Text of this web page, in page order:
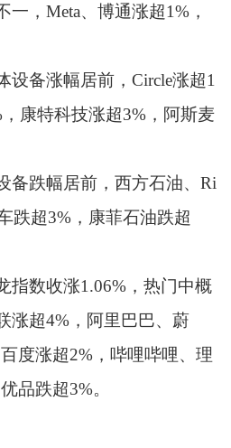
，Meta、博通涨超1%，
备涨幅居前，Circle涨超1
，康特科技涨超3%，阿斯麦
跌幅居前，西方石油、Ri
跌超3%，康菲石油跌超
数收涨1.06%，热门中概
涨超4%，阿里巴巴、蔚
度涨超2%，哔哩哔哩、理
品跌超3%。